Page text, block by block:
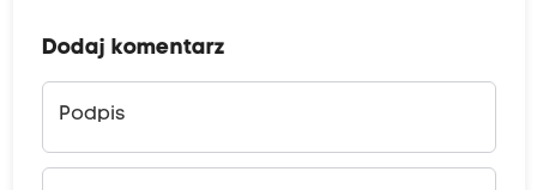
Dodaj komentarz
Podpis